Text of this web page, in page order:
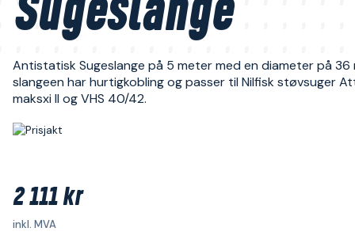
Sugeslange
Antistatisk Sugeslange på 5 meter med en diameter på 36
slangeen har hurtigkobling og passer til Nilfisk støvsuger
maksxi II og VHS 40/42.
2 111 kr
inkl. MVA